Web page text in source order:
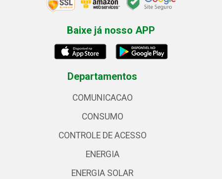
Baixe já nosso APP
Departamentos
COMUNICACAO
CONSUMO
CONTROLE DE ACESSO
ENERGIA
ENERGIA SOLAR